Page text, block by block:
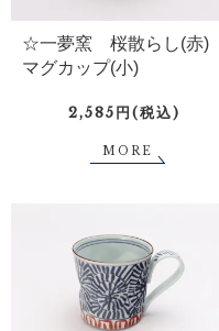
☆一夢窯 桜散らし(赤)
マグカップ(小)
2,585円(税込)
MORE